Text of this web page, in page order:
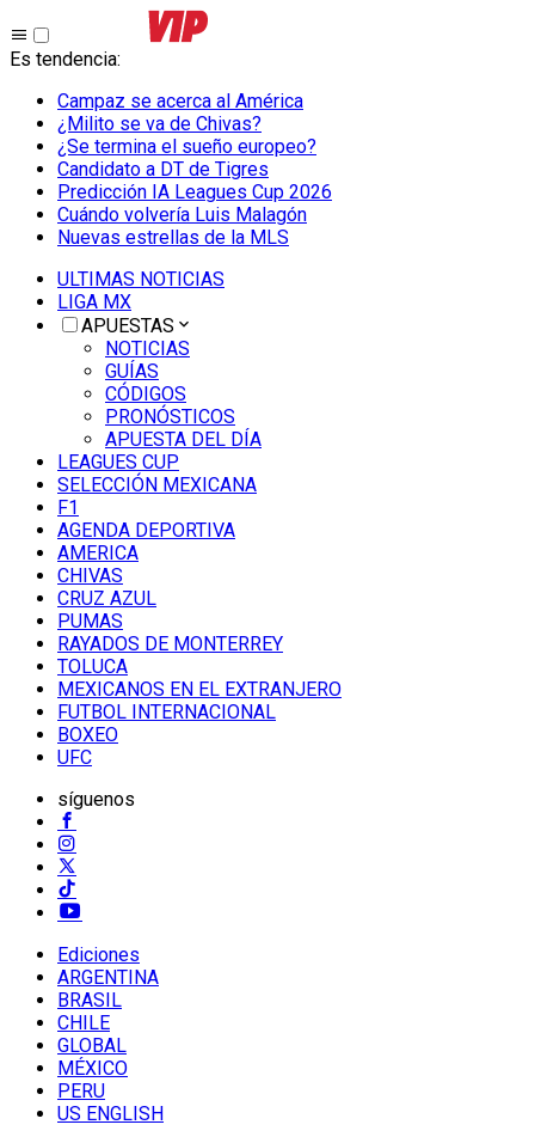
Es tendencia:
Campaz se acerca al América
¿Milito se va de Chivas?
¿Se termina el sueño europeo?
Candidato a DT de Tigres
Predicción IA Leagues Cup 2026
Cuándo volvería Luis Malagón
Nuevas estrellas de la MLS
ULTIMAS NOTICIAS
LIGA MX
APUESTAS
NOTICIAS
GUÍAS
CÓDIGOS
PRONÓSTICOS
APUESTA DEL DÍA
LEAGUES CUP
SELECCIÓN MEXICANA
F1
AGENDA DEPORTIVA
AMERICA
CHIVAS
CRUZ AZUL
PUMAS
RAYADOS DE MONTERREY
TOLUCA
MEXICANOS EN EL EXTRANJERO
FUTBOL INTERNACIONAL
BOXEO
UFC
síguenos
Ediciones
ARGENTINA
BRASIL
CHILE
GLOBAL
MÉXICO
PERU
US ENGLISH